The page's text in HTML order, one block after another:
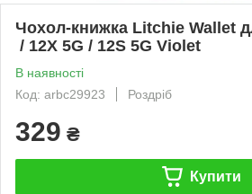
Чохол-книжка Litchie Wallet
/ 12X 5G / 12S 5G Violet
В наявності
Код: arbc29923
Роздріб
329 ₴
Купити